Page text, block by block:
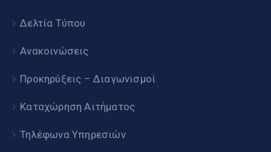
Δελτία Τύπου
Ανακοινώσεις
Προκηρύξεις – Διαγωνισμοί
Καταχώρηση Αιτήματος
Τηλέφωνα Υπηρεσιών